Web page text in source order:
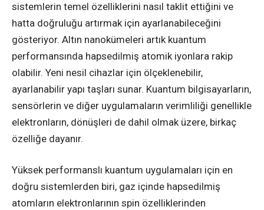
sistemlerin temel özelliklerini nasıl taklit ettiğini ve
hatta doğruluğu artırmak için ayarlanabileceğini
gösteriyor. Altın nanokümeleri artık kuantum
performansında hapsedilmiş atomik iyonlara rakip
olabilir. Yeni nesil cihazlar için ölçeklenebilir,
ayarlanabilir yapı taşları sunar. Kuantum bilgisayarların,
sensörlerin ve diğer uygulamaların verimliliği genellikle
elektronların, dönüşleri de dahil olmak üzere, birkaç
özelliğe dayanır.
Yüksek performanslı kuantum uygulamaları için en
doğru sistemlerden biri, gaz içinde hapsedilmiş
atomların elektronlarının spin özelliklerinden